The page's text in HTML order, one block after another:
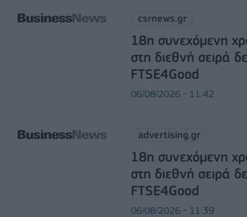
csrnews.gr
18η συνεχόμενη
στη διεθνή σειρά
FTSE4Good
06/08/2026 - 11:42
advertising.gr
18η συνεχόμενη
στη διεθνή σειρά
FTSE4Good
06/08/2026 - 11:39